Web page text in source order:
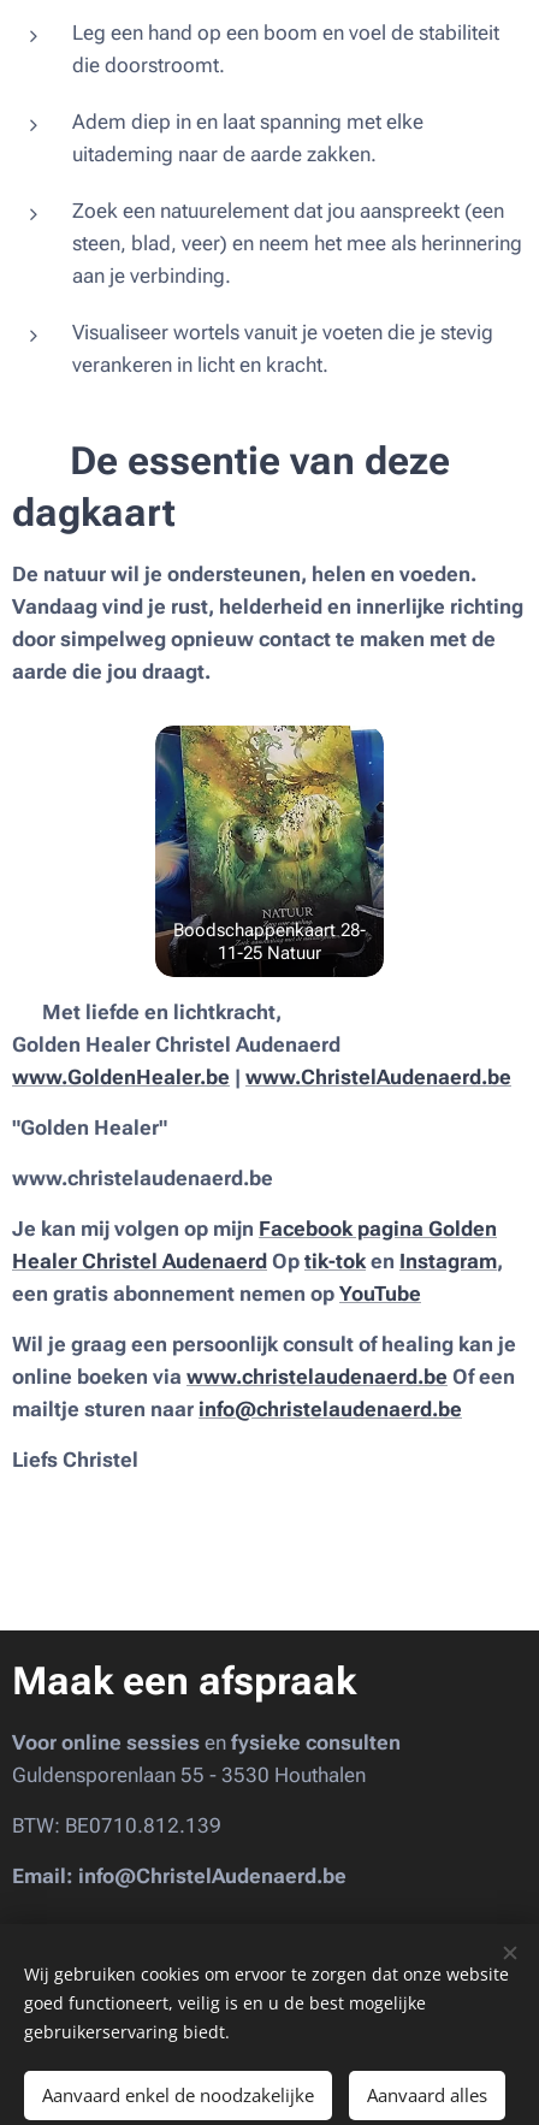
Leg een hand op een boom en voel de stabiliteit
die doorstroomt.
Adem diep in en laat spanning met elke
uitademing naar de aarde zakken.
Zoek een natuurelement dat jou aanspreekt (een
steen, blad, veer) en neem het mee als herinnering
aan je verbinding.
Visualiseer wortels vanuit je voeten die je stevig
verankeren in licht en kracht.
De essentie van deze
dagkaart
De natuur wil je ondersteunen, helen en voeden.
Vandaag vind je rust, helderheid en innerlijke richting
door simpelweg opnieuw contact te maken met de
aarde die jou draagt.
Boodschappenkaart 28-
11-25 Natuur
Met liefde en lichtkracht,
Golden Healer Christel Audenaerd
www.GoldenHealer.be | www.ChristelAudenaerd.be
"Golden Healer"
www.christelaudenaerd.be
Je kan mij volgen op mijn Facebook pagina Golden
Healer Christel Audenaerd Op tik-token Instagram,
een gratis abonnement nemen op YouTube
Wil je graag een persoonlijk consult of healing kan je
online boeken via www.christelaudenaerd.be Of een
mailtje sturen naar info@christelaudenaerd.be
Liefs Christel
Maak een afspraak
Voor online sessies en fysieke consulten
Guldensporenlaan 55 - 3530 Houthalen
BTW: BE0710.812.139
Email: info@ChristelAudenaerd.be
Nederlands
Wij gebruiken cookies om ervoor te zorgen dat onze website
goed functioneert, veilig is en u de best mogelijke
gebruikerservaring biedt.
Aanvaard enkel de noodzakelijke Aanvaard alles